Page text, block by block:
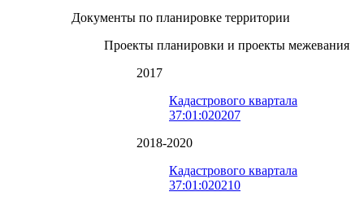
Документы по планировке территории
Проекты планировки и проекты межевания
2017
Кадастрового квартала
37:01:020207
2018-2020
Кадастрового квартала
37:01:020210